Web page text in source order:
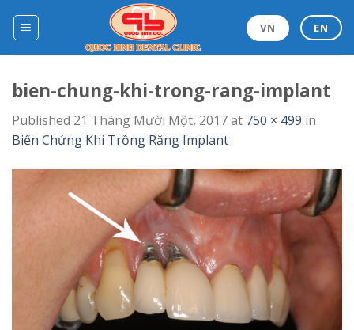
VN EN
bien-chung-khi-trong-rang-implant
Published 21 Tháng Mười Một, 2017at 750 × 499 in
Biến Chứng Khi Trồng Răng Implant